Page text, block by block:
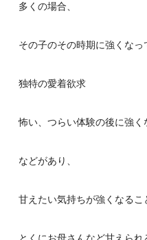
多くの場合、
その子のその時期に強くなっ
独特の愛着欲求
怖い、つらい体験の後に強く
などがあり、
甘えたい気持ちが強くなるこ